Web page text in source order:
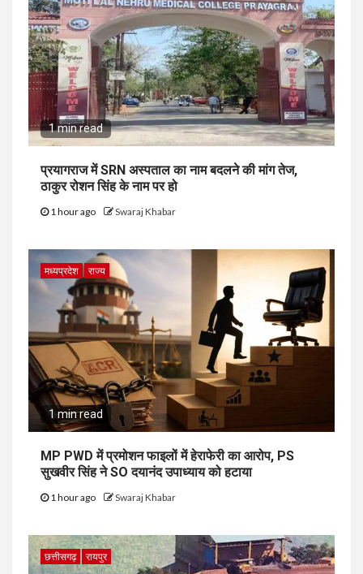
1 min read
प्रयागराज में SRN अस्पताल का नाम बदलने की मांग तेज,
ठाकुर रोशन सिंह के नाम पर हो
1 hour ago Swaraj Khabar
मध्यप्रदेश राज्य
1 min read
MP PWD में प्रमोशन फाइलों में हेराफेरी का आरोप, PS
सुखवीर सिंह ने SO दयानंद उपाध्याय को हटाया
1 hour ago Swaraj Khabar
छत्तीसगढ़ रायपुर